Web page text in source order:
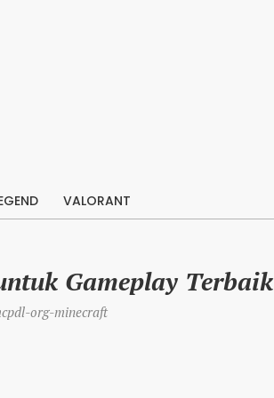
VALORANT
Gameplay Terbaik
org-minecraft